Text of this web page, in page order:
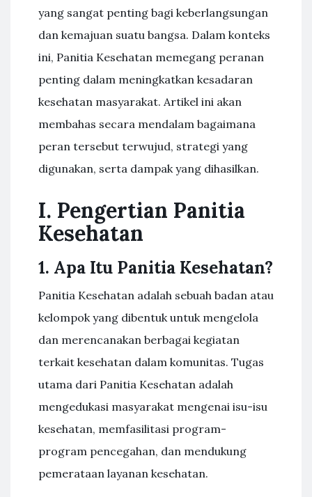
yang sangat penting bagi keberlangsungan
dan kemajuan suatu bangsa. Dalam konteks
ini, Panitia Kesehatan memegang peranan
penting dalam meningkatkan kesadaran
kesehatan masyarakat. Artikel ini akan
membahas secara mendalam bagaimana
peran tersebut terwujud, strategi yang
digunakan, serta dampak yang dihasilkan.
I. Pengertian Panitia
Kesehatan
1. Apa Itu Panitia Kesehatan?
Panitia Kesehatan adalah sebuah badan atau
kelompok yang dibentuk untuk mengelola
dan merencanakan berbagai kegiatan
terkait kesehatan dalam komunitas. Tugas
utama dari Panitia Kesehatan adalah
mengedukasi masyarakat mengenai isu-isu
kesehatan, memfasilitasi program-
program pencegahan, dan mendukung
pemerataan layanan kesehatan.